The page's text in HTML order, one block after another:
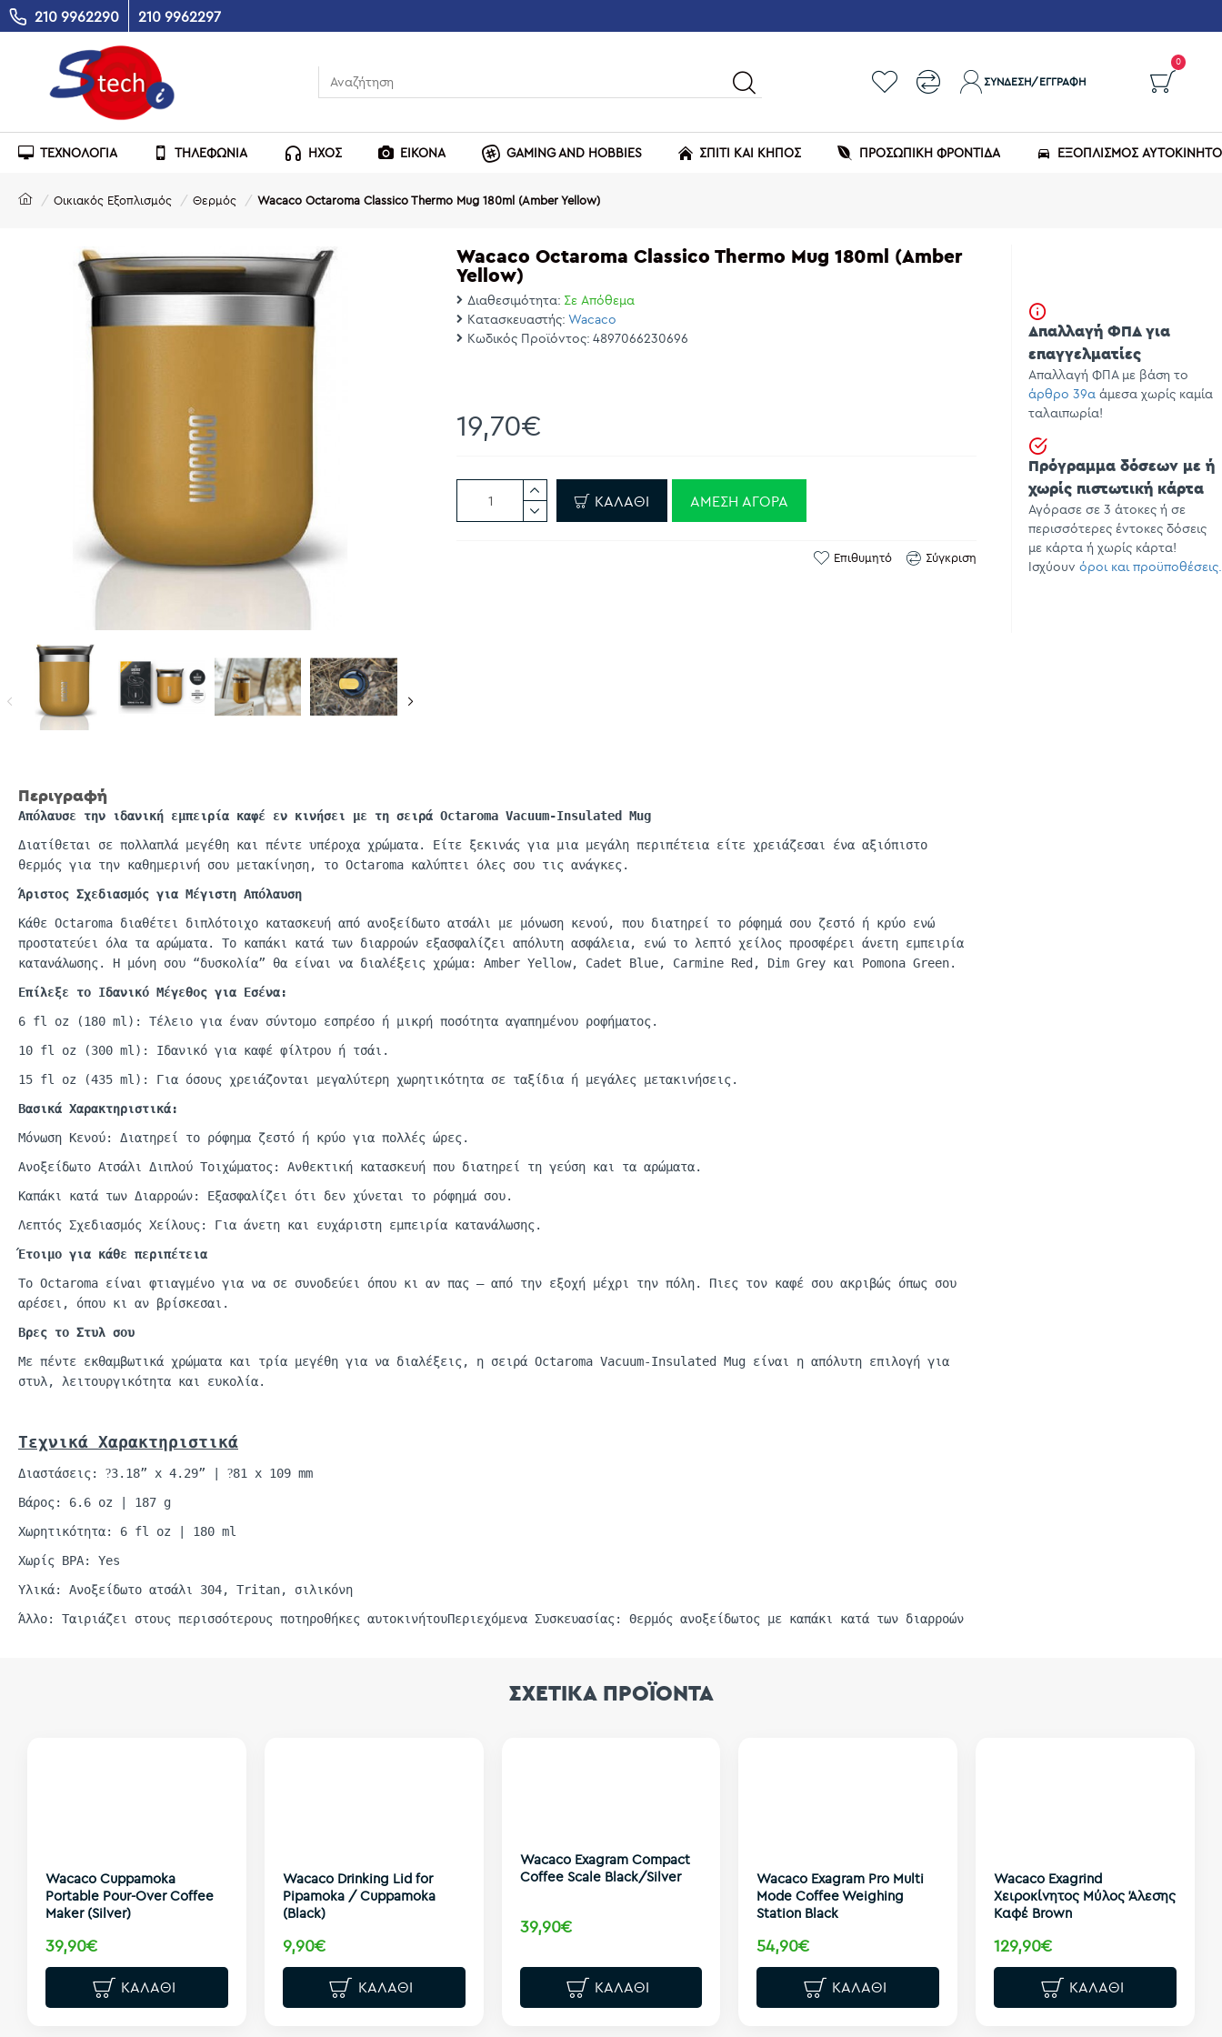
210 9962290 210 9962297
ΣΎΝΔΕΣΗ/ΕΓΓΡΑΦΉ
0
ΤΕΧΝΟΛΟΓΙΑ ΤΗΛΕΦΩΝΙΑ ΗΧΟΣ ΕΙΚΟΝΑ GAMING AND HOBBIES ΣΠΙΤΙ ΚΑΙ ΚΗΠΟΣ ΠΡΟΣΩΠΙΚΗ ΦΡΟΝΤΙΔΑ ΕΞΟΠΛΙΣΜΌΣ
Οικιακός Εξοπλισμός Θερμός Wacaco Octaroma Classico Thermo Mug 180ml (Amber Yellow)
Wacaco Octaroma Classico Thermo Mug 180ml (Amber
Yellow)
Διαθεσιμότητα: Σε Απόθεμα
Κατασκευαστής: Wacaco
Κωδικός Προϊόντος: 4897066230696
19,70€
ΚΑΛΆΘΙ ΆΜΕΣΗ ΑΓΟΡΆ
Επιθυμητό Σύγκριση
Περιγραφή
Απόλαυσε την ιδανική εμπειρία καφέ εν κινήσει με τη σειρά Octaroma Vacuum-Insulated
Mug
Διατίθεται σε πολλαπλά μεγέθη και πέντε υπέροχα χρώματα. Είτε ξεκινάς για μια μεγάλη περιπέτεια είτε χρειάζεσαι ένα αξιόπιστο
θερμός για την καθημερινή σου μετακίνηση, το Octaroma καλύπτει όλες σου τις ανάγκες.
Άριστος Σχεδιασμός για Μέγιστη Απόλαυση
Κάθε Octaroma διαθέτει διπλότοιχο κατασκευή από ανοξείδωτο ατσάλι με μόνωση κενού, που διατηρεί το ρόφημά σου ζεστό ή κρύο ενώ
προστατεύει όλα τα αρώματα. Το καπάκι κατά των διαρροών εξασφαλίζει απόλυτη ασφάλεια, ενώ το λεπτό χείλος προσφέρει άνετη εμπειρία
κατανάλωσης. Η μόνη σου “δυσκολία” θα είναι να διαλέξεις χρώμα: Amber Yellow, Cadet Blue, Carmine Red, Dim Grey και Pomona Green.
Επίλεξε το Ιδανικό Μέγεθος για Εσένα:
6 fl oz (180 ml ): Τέλειο για έναν σύντομο εσπρέσο ή μικρή ποσότητα αγαπημένου ροφήματος.
10 fl oz (300 ml ): Ιδανικό για καφέ φίλτρου ή τσάι .
15 fl oz (435 ml): Για όσους χρειάζονται μεγαλύτερη χωρητικότητα σε ταξίδια ή μεγάλες μετακινήσεις.
Βασικά Χαρακτηριστικά:
Μόνωση Κενού: Διατηρεί το ρόφημα ζεστό ή κρύο για πολλές ώρες.
Ανοξείδωτο Ατσάλι Διπλού Τοιχώματος: Ανθεκτική κατασκευή που διατηρεί τη γεύση και τα αρώματα.
Καπάκι κατά των Διαρροών: Εξασφαλίζει ότι δεν χύνεται το ρόφημά σου.
Λεπτός Σχεδιασμός Χείλους: Για άνετη και ευχάριστη εμπειρία κατανάλωσης.
Έτοιμο για κάθε περιπέτεια
Το Octaroma είναι φτιαγμένο για να σε συνοδεύει όπου κι αν πας — από την εξοχή μέχρι την πόλη. Πιες τον καφέ σου ακριβώς όπως σου
αρέσει, όπου κι αν βρίσκεσαι.
Βρες το Στυλ σου
Με πέντε εκθαμβωτικά χρώματα και τρία μεγέθη για να διαλέξεις, η σειρά Octaroma Vacuum-Insulated Mug είναι η απόλυτη επιλογή για
στυλ, λειτουργικότητα και ευκολία.
Τεχνικά Χαρακτηριστικά
Διαστάσεις: ?3.18” x 4.29” | ?81 x 109 mm
Βάρος: 6.6 oz | 187 g
Χωρητικότητα: 6 fl oz | 180 ml
Χωρίς BPA: Yes
Υλικά: Ανοξείδωτο ατσάλι 304, Tritan, σιλικόνη
Άλλο: Ταιριάζει στους περισσότερους ποτηροθήκες αυτοκινήτουΠεριεχόμενα Συσκευασίας: Θερμός ανοξείδωτος με καπάκι κατά των διαρροών
Απαλλαγή ΦΠΑ για
επαγγελματίες
Απαλλαγή ΦΠΑ με βάση το
άρθρο 39α άμεσα χωρίς καμία
ταλαιπωρία!
Πρόγραμμα δόσεων με ή
χωρίς πιστωτική κάρτα
Αγόρασε σε 3 άτοκες ή σε
περισσότερες έντοκες δόσεις
με κάρτα ή χωρίς κάρτα!
Ισχύουν όροι και προϋποθέσεις.
ΣΧΕΤΙΚΑ ΠΡΟΪΟΝΤΑ
Wacaco Cuppamoka
Portable Pour-Over Coffee
Maker (Silver)
39,90€
ΚΑΛΆΘΙ
Wacaco Drinking Lid for
Pipamoka / Cuppamoka
(Black)
9,90€
ΚΑΛΆΘΙ
Wacaco Exagram Compact
Coffee Scale Black/Silver
39,90€
ΚΑΛΆΘΙ
Wacaco Exagram Pro Multi
Mode Coffee Weighing
Station Black
54,90€
ΚΑΛΆΘΙ
Wacaco Exagrind
Χειροκίνητος Μύλος Άλεσης
Καφέ Brown
129,90€
ΚΑΛΆΘΙ